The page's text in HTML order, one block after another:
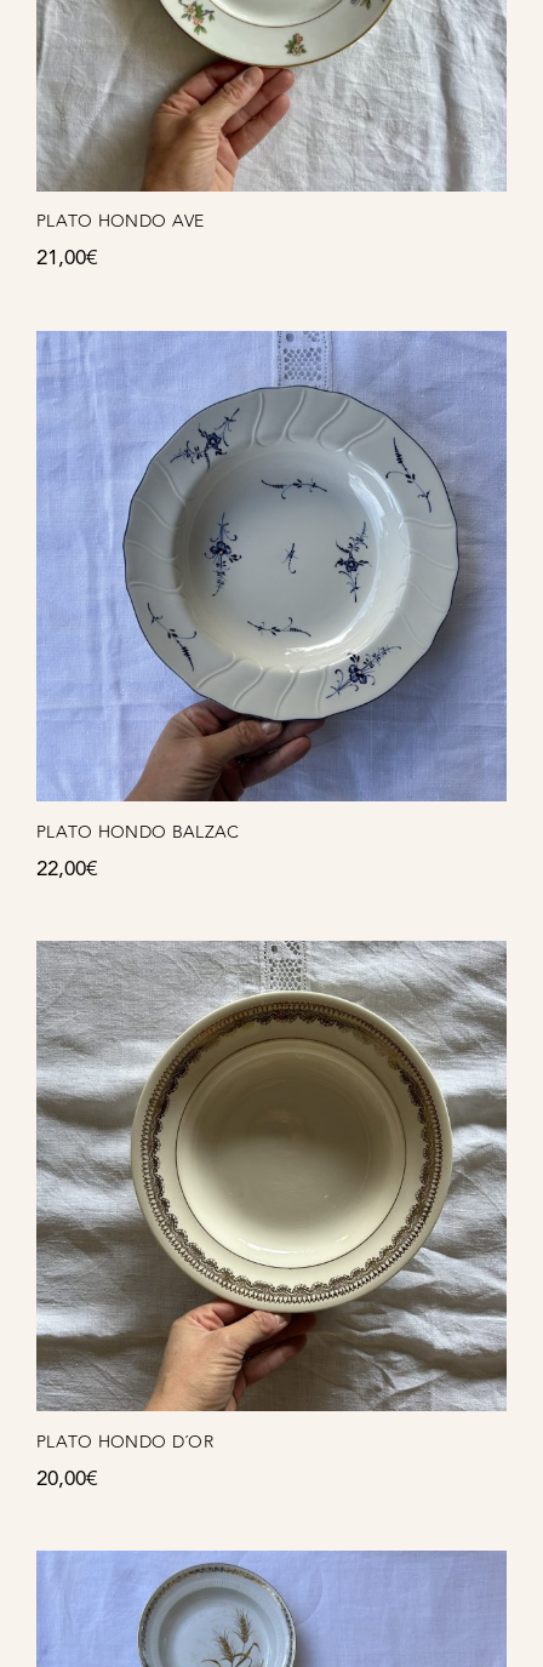
PLATO HONDO AVE
21,00€
PLATO HONDO BALZAC
22,00€
PLATO HONDO D´OR
20,00€